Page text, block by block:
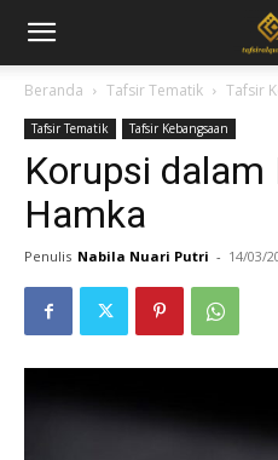
Beranda Tafsir Tematik Tafsir
Tafsir Tematik Tafsir Kebangsaan
Korupsi dalam
Hamka
Penulis Nabila Nuari Putri - 14/03/